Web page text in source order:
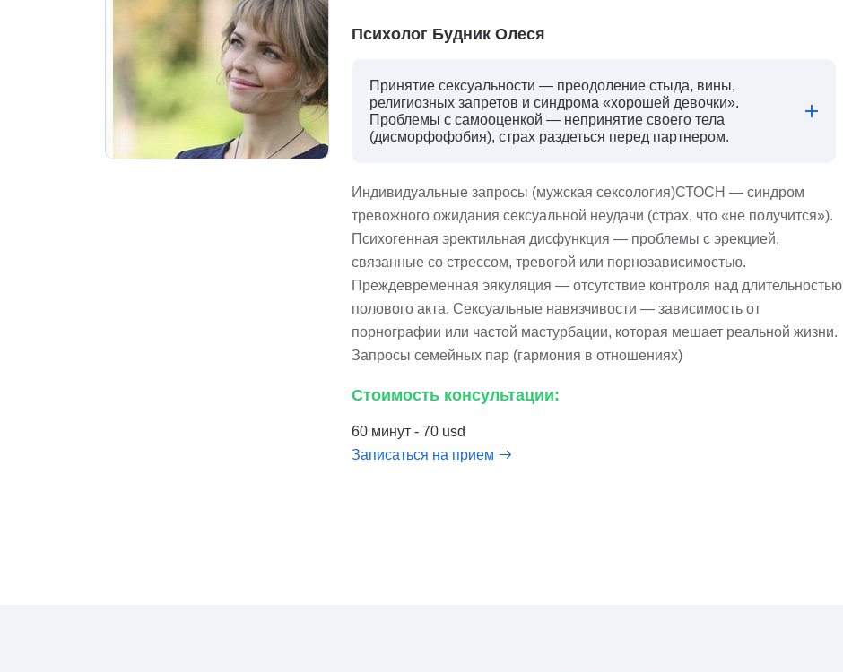
Психолог Будник Олеся
Принятие сексуальности — преодоление стыда, вины,
религиозных запретов и синдрома «хорошей девочки».
Проблемы с самооценкой — непринятие своего тела
(дисморфофобия), страх раздеться перед партнером.
Индивидуальные запросы (мужская сексология)СТОСН — синдром
тревожного ожидания сексуальной неудачи (страх, что «не получится»).
Психогенная эректильная дисфункция — проблемы с эрекцией,
связанные со стрессом, тревогой или порнозависимостью.
Преждевременная эякуляция — отсутствие контроля над длительностью
полового акта. Сексуальные навязчивости — зависимость от
порнографии или частой мастурбации, которая мешает реальной жизни.
Запросы семейных пар (гармония в отношениях)
Стоимость консультации:
60 минут - 70 usd
Записаться на прием